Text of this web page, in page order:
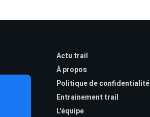
Actu trail
À propos
Politique de confidentialité
Entrainement trail
L'équipe